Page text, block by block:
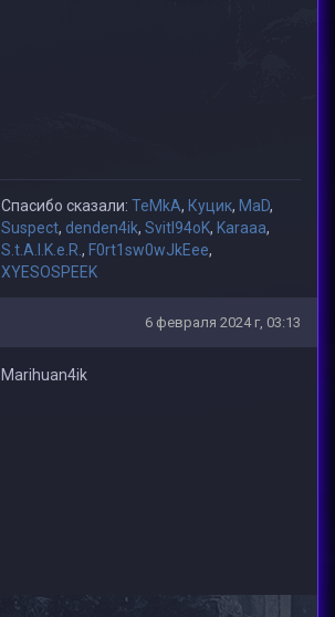
Спасибо сказали: TeMkA, Куцик, MaD,
Suspect, denden4ik, Svitl94oK, Karaaa,
S.t.A.l.K.e.R., F0rt1sw0wJkEee,
XYESOSPEEK
6 февраля 2024 г, 03:13
Marihuan4ik